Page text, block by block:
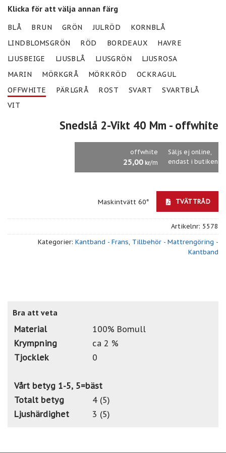
Klicka för att välja annan färg
BLÅ BRUN GRÖN JULRÖD
KORNBLÅ
LINDBLOMSGRÖN
RÖD BORDEAUX
HAVRE
LJUSBEIGE
LJUSBLÅ LJUSGRÖN
LJUSROSA
MARIN
MÖRKGRÅ MÖRKRÖD
OCKRAGUL
OFFWHITE
PÄRLGRÅ ROST SVART
SVARTBLÅ
VIT
Snedslå 2-Vikt 40 Mm - offwhite
offwhite
25,00 kr/m
Säljs ej online,
endast i butiken
Maskintvätt 60° TVÄTTRÅD
Artikelnr: 5578
Kategorier: Kantband - Frans, Tillbehör - Mattrengöring -
Kantband
Bra att veta
Material
100% Bomull
Krympning
ca 2 %
Tjocklek
0
Vårt betyg 1-5, 5=bäst
Totalt betyg
4 (5)
Ljushärdighet
3 (5)